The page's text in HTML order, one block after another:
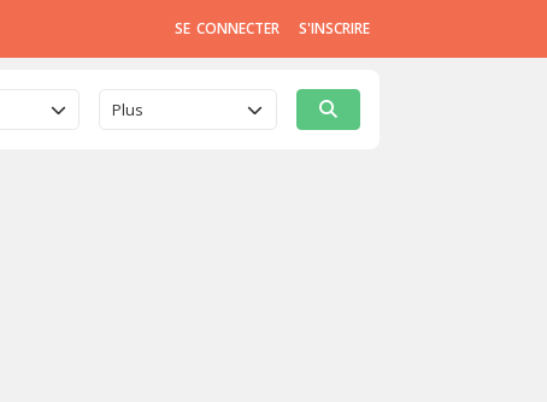
SE CONNECTER S'INSCRIRE
Plus